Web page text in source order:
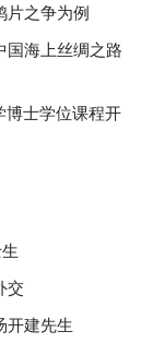
之争为例
国海上丝绸之路
博士学位课程开
交
开建先生